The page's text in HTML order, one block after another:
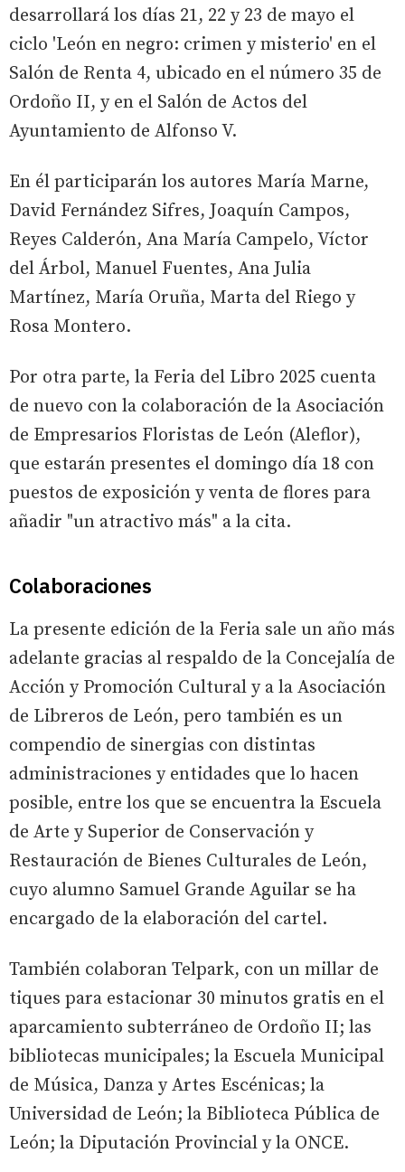
desarrollará los días 21, 22 y 23 de mayo el
ciclo 'León en negro: crimen y misterio' en el
Salón de Renta 4, ubicado en el número 35 de
Ordoño II, y en el Salón de Actos del
Ayuntamiento de Alfonso V.
En él participarán los autores María Marne,
David Fernández Sifres, Joaquín Campos,
Reyes Calderón, Ana María Campelo, Víctor
del Árbol, Manuel Fuentes, Ana Julia
Martínez, María Oruña, Marta del Riego y
Rosa Montero.
Por otra parte, la Feria del Libro 2025 cuenta
de nuevo con la colaboración de la Asociación
de Empresarios Floristas de León (Aleflor),
que estarán presentes el domingo día 18 con
puestos de exposición y venta de flores para
añadir "un atractivo más" a la cita.
Colaboraciones
La presente edición de la Feria sale un año más
adelante gracias al respaldo de la Concejalía de
Acción y Promoción Cultural y a la Asociación
de Libreros de León, pero también es un
compendio de sinergias con distintas
administraciones y entidades que lo hacen
posible, entre los que se encuentra la Escuela
de Arte y Superior de Conservación y
Restauración de Bienes Culturales de León,
cuyo alumno Samuel Grande Aguilar se ha
encargado de la elaboración del cartel.
También colaboran Telpark, con un millar de
tiques para estacionar 30 minutos gratis en el
aparcamiento subterráneo de Ordoño II; las
bibliotecas municipales; la Escuela Municipal
de Música, Danza y Artes Escénicas; la
Universidad de León; la Biblioteca Pública de
León; la Diputación Provincial y la ONCE.